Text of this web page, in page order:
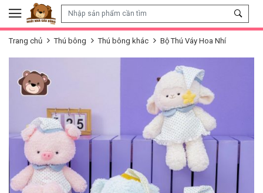
Skip to content
Trang chủ Thú bông Thú bông khác Bộ Thú Váy Hoa Nhí